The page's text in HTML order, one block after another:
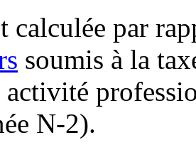
calculée par
soumis à la
N-2).